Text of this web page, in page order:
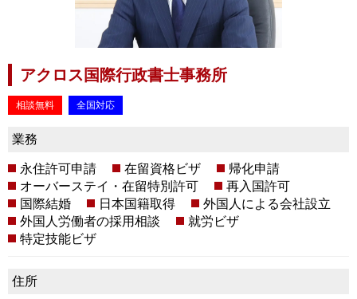
アクロス国際行政書士事務所
相談無料 全国対応
業務
永住許可申請 在留資格ビザ
帰化申請
オーバーステイ・在留特別許可
再入国許可
国際結婚
日本国籍取得
外国人による会社設立
外国人労働者の採用相談
就労ビザ
特定技能ビザ
住所